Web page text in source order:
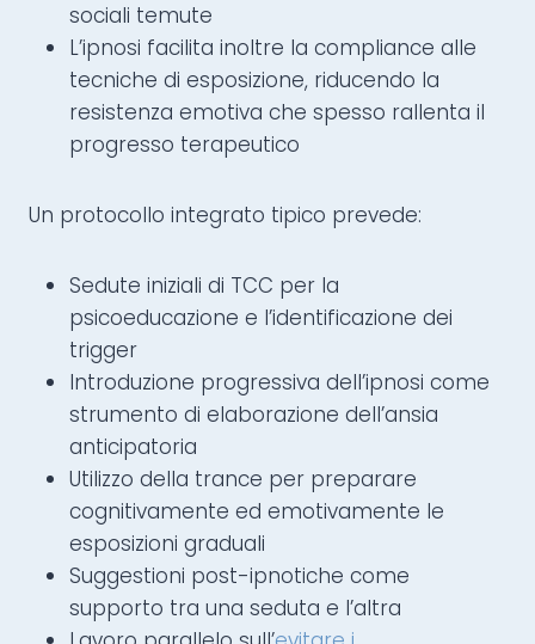
sociali temute
L’ipnosi facilita inoltre la compliance alle
tecniche di esposizione, riducendo la
resistenza emotiva che spesso rallenta il
progresso terapeutico
Un protocollo integrato tipico prevede:
Sedute iniziali di TCC per la
psicoeducazione e l’identificazione dei
trigger
Introduzione progressiva dell’ipnosi come
strumento di elaborazione dell’ansia
anticipatoria
Utilizzo della trance per preparare
cognitivamente ed emotivamente le
esposizioni graduali
Suggestioni post-ipnotiche come
supporto tra una seduta e l’altra